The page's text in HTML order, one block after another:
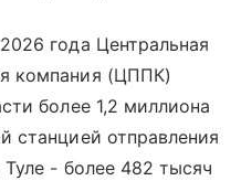
года Центральная
компания (ЦППК)
более 1,2 миллиона
станцией отправления
- более 482 тысяч